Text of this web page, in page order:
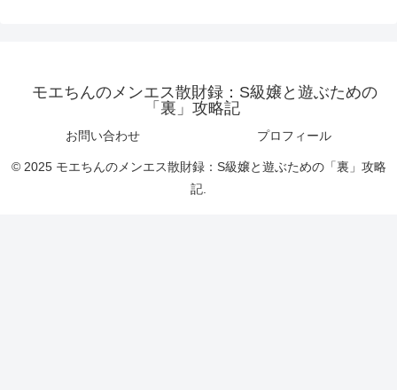
モエちんのメンエス散財録：S級嬢と遊ぶための
「裏」攻略記
お問い合わせ プロフィール
© 2025 モエちんのメンエス散財録：S級嬢と遊ぶための「裏」攻略
記.